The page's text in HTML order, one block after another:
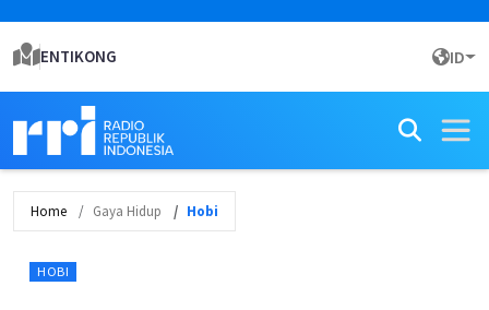
ENTIKONG ID
Home Gaya Hidup Hobi
HOBI